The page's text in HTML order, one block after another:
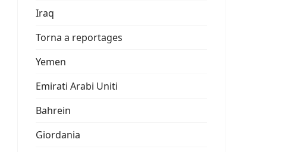
Iraq
Torna a reportages
Yemen
Emirati Arabi Uniti
Bahrein
Giordania